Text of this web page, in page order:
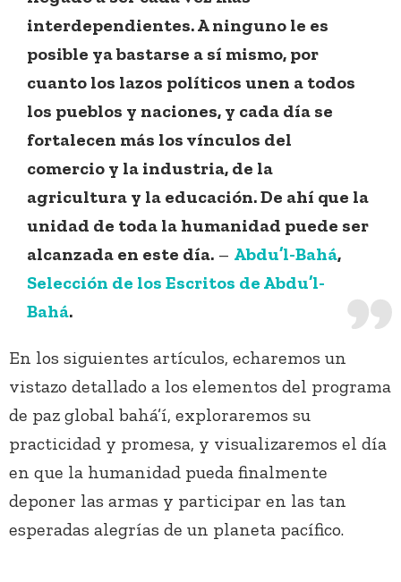
interdependientes. A ninguno le es
posible ya bastarse a sí mismo, por
cuanto los lazos políticos unen a todos
los pueblos y naciones, y cada día se
fortalecen más los vínculos del
comercio y la industria, de la
agricultura y la educación. De ahí que la
unidad de toda la humanidad puede ser
alcanzada en este día. – Abdu’l-Bahá,
Selección de los Escritos de Abdu’l-
Bahá.
En los siguientes artículos, echaremos un
vistazo detallado a los elementos del programa
de paz global bahá’í, exploraremos su
practicidad y promesa, y visualizaremos el día
en que la humanidad pueda finalmente
deponer las armas y participar en las tan
esperadas alegrías de un planeta pacífico.